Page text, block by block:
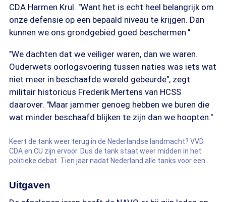
CDA Harmen Krul. "Want het is echt heel belangrijk om
onze defensie op een bepaald niveau te krijgen. Dan
kunnen we ons grondgebied goed beschermen."
"We dachten dat we veiliger waren, dan we waren.
Ouderwets oorlogsvoering tussen naties was iets wat
niet meer in beschaafde wereld gebeurde", zegt
militair historicus Frederik Mertens van HCSS
daarover. "Maar jammer genoeg hebben we buren die
wat minder beschaafd blijken te zijn dan we hoopten."
Keert de tank weer terug in de Nederlandse landmacht? VVD
CDA en CU zijn ervoor. Dus de tank staat weer midden in het
politieke debat. Tien jaar nadat Nederland alle tanks voor een
Uitgaven